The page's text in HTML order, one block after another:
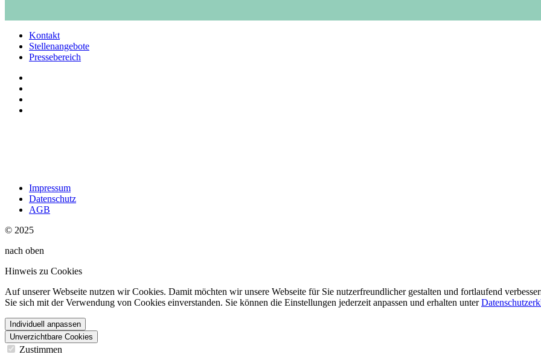
Kontakt
Stellenangebote
Pressebereich
Impressum
Datenschutz
AGB
© 2025
nach oben
Hinweis zu Cookies
Auf unserer Webseite nutzen wir Cookies. Damit möchten wir unsere Webseite für Sie nutzerfreundlicher gestalten und fortlaufend
Sie sich mit der Verwendung von Cookies einverstanden. Sie können die Einstellungen jederzeit anpassen und erhalten unter
Individuell anpassen
Unverzichtbare Cookies
Zustimmen